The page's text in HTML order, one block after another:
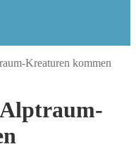
Kreaturen kommen